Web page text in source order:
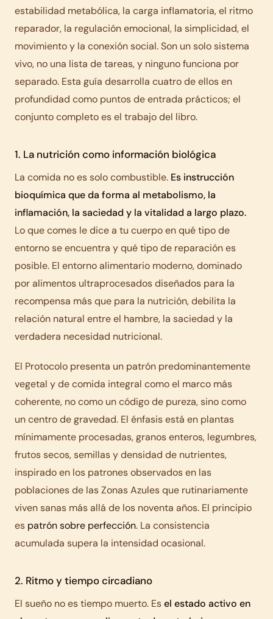
estabilidad metabólica, la carga inflamatoria, el ritmo
reparador, la regulación emocional, la simplicidad, el
movimiento y la conexión social. Son un solo sistema
vivo, no una lista de tareas, y ninguno funciona por
separado. Esta guía desarrolla cuatro de ellos en
profundidad como puntos de entrada prácticos; el
conjunto completo es el trabajo del libro.
1. La nutrición como información biológica
La comida no es solo combustible. Es instrucción
bioquímica que da forma al metabolismo, la
inflamación, la saciedad y la vitalidad a largo plazo.
Lo que comes le dice a tu cuerpo en qué tipo de
entorno se encuentra y qué tipo de reparación es
posible. El entorno alimentario moderno, dominado
por alimentos ultraprocesados diseñados para la
recompensa más que para la nutrición, debilita la
relación natural entre el hambre, la saciedad y la
verdadera necesidad nutricional.
El Protocolo presenta un patrón predominantemente
vegetal y de comida integral como el marco más
coherente, no como un código de pureza, sino como
un centro de gravedad. El énfasis está en plantas
mínimamente procesadas, granos enteros, legumbres,
frutos secos, semillas y densidad de nutrientes,
inspirado en los patrones observados en las
poblaciones de las Zonas Azules que rutinariamente
viven sanas más allá de los noventa años. El principio
es patrón sobre perfección. La consistencia
acumulada supera la intensidad ocasional.
2. Ritmo y tiempo circadiano
El sueño no es tiempo muerto. Esel estado activo en